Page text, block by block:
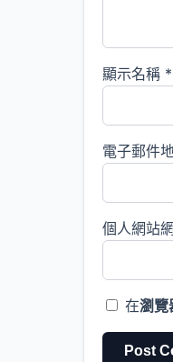
顯示名稱 *
電子郵件
個人網站
在瀏覽